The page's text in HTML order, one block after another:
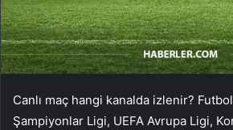
Canlı maç hangi kanalda izlenir?
Şampiyonlar Ligi, UEFA Avrupa Ligi,